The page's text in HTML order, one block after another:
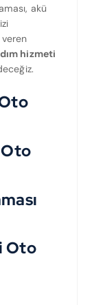
akü
hizmeti
Oto
Oto